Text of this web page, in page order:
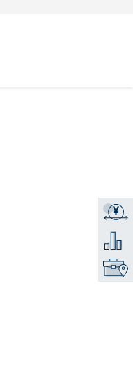
¥
获取报
添加到
找到销